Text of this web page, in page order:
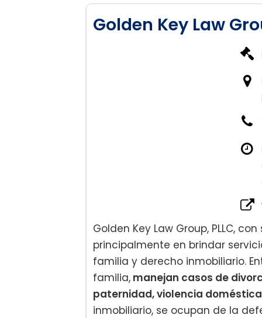
Golden Key Law
Golden Key Law Group, PLLC,
principalmente en brindar
familia y derecho inmobiliario.
familia, manejan casos de
paternidad, violencia
inmobiliario, se ocupan de la